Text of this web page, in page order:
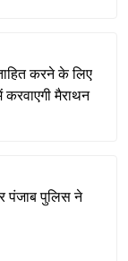
करने के लिए
मैराथन
पंजाब पुलिस ने